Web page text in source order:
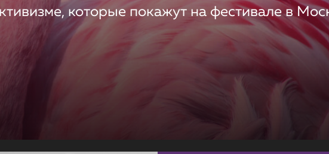
которые покажут на фестивале в